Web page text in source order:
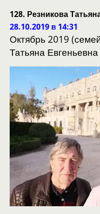
128. Резникова
28.10.2019 в 14:31
Октябрь 2019
Татьяна